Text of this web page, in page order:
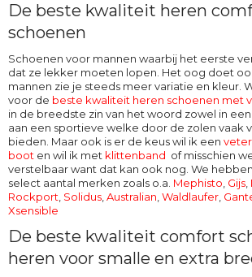
De beste kwaliteit heren
schoenen
Schoenen voor mannen waarbij het eerste
dat ze lekker moeten lopen. Het oog doet
mannen zie je steeds meer variatie en kleur.
voor de beste kwaliteit heren schoenen met
in de breedste zin van het woord zowel in
aan een sportieve welke door de zolen vaak
bieden. Maar ook is er de keus wil ik een
boot en wil ik met klittenband of misschien
verstelbaar want dat kan ook nog. We
select aantal merken zoals o.a. Mephisto, Gijs,
Rockport, Solidus,Australian,Waldlaufer,
Xsensible
De beste kwaliteit comfort
heren voor smalle en extra